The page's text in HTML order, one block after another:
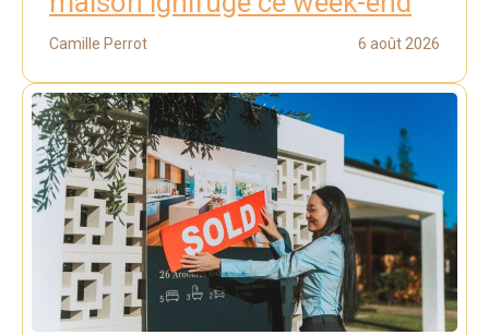
Camille Perrot 6 août 2026